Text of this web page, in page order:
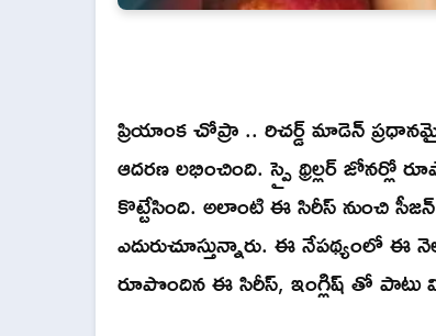
ప్రియాంక చోప్రా .. రిచర్డ్ మాడెన్
ఆదరణ లభించింది. స్పై థ్రిల్లర్ జోనర్లో
కొట్టేసింది. అలాంటి ఈ సిరీస్ నుంచి
ఎదురుచూస్తున్నారు. ఈ నేపథ్యంలో ఈ
రూపొందిన ఈ సిరీస్, ఇంగ్లిష్ తో పాటు